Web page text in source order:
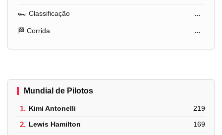
🏎️ Classificação ...
🏁 Corrida ...
Mundial de Pilotos
1. Kimi Antonelli 219
2. Lewis Hamilton 169